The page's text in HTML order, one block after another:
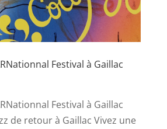
Festival à Gaillac
Festival à Gaillac
de retour à Gaillac Vivez une